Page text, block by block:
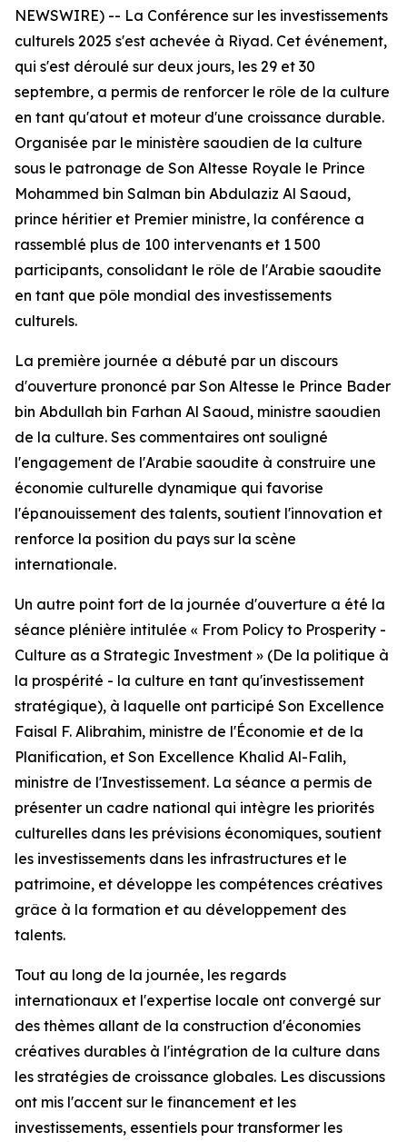
NEWSWIRE) -- La Conférence sur les investissements
culturels 2025 s'est achevée à Riyad. Cet événement,
qui s'est déroulé sur deux jours, les 29 et 30
septembre, a permis de renforcer le rôle de la culture
en tant qu'atout et moteur d'une croissance durable.
Organisée par le ministère saoudien de la culture
sous le patronage de Son Altesse Royale le Prince
Mohammed bin Salman bin Abdulaziz Al Saoud,
prince héritier et Premier ministre, la conférence a
rassemblé plus de 100 intervenants et 1 500
participants, consolidant le rôle de l'Arabie saoudite
en tant que pôle mondial des investissements
culturels.
La première journée a débuté par un discours
d'ouverture prononcé par Son Altesse le Prince Bader
bin Abdullah bin Farhan Al Saoud, ministre saoudien
de la culture. Ses commentaires ont souligné
l'engagement de l'Arabie saoudite à construire une
économie culturelle dynamique qui favorise
l'épanouissement des talents, soutient l'innovation et
renforce la position du pays sur la scène
internationale.
Un autre point fort de la journée d'ouverture a été la
séance plénière intitulée « From Policy to Prosperity -
Culture as a Strategic Investment » (De la politique à
la prospérité - la culture en tant qu'investissement
stratégique), à laquelle ont participé Son Excellence
Faisal F. Alibrahim, ministre de l'Économie et de la
Planification, et Son Excellence Khalid Al-Falih,
ministre de l'Investissement. La séance a permis de
présenter un cadre national qui intègre les priorités
culturelles dans les prévisions économiques, soutient
les investissements dans les infrastructures et le
patrimoine, et développe les compétences créatives
grâce à la formation et au développement des
talents.
Tout au long de la journée, les regards
internationaux et l'expertise locale ont convergé sur
des thèmes allant de la construction d'économies
créatives durables à l'intégration de la culture dans
les stratégies de croissance globales. Les discussions
ont mis l'accent sur le financement et les
investissements, essentiels pour transformer les